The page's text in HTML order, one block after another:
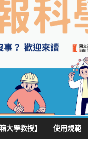
箱大學教授】 使用規範